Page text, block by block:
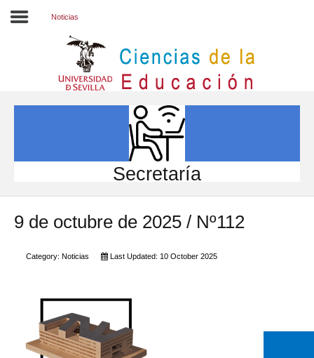
INVESTIGACIÓN
INTERNACIONAL
Directorio FCCE
Noticias
Secretaría
9 de octubre de 2025 / Nº112
Category: Noticias Last Updated: 10 October 2025